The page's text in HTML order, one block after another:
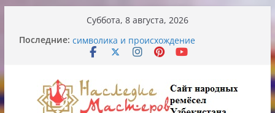
содержимому
Суббота, 8 августа, 2026
Последние: Узбекские традиционные узоры:
символика и происхождение
Опасная диета Алины Загитовой
От знахарей до университетских клиник